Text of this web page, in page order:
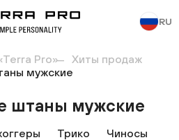
RU
Pro»
Хиты продаж
мужские
штаны мужские
Трико Чиносы